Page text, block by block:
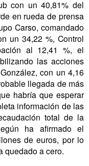
con un 40,81% del
en rueda de prensa
Carso, comandado
un 34,22 %, Control
al 12,41 %, el
las acciones
con un 4,16
llegada de más
habría que esperar
información de las
total de la
ha afirmado el
de euros, por lo
quedado a cero.